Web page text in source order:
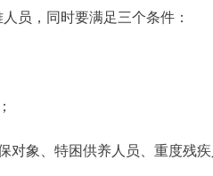
员，同时要满足三个条件：
象、特困供养人员、重度残疾